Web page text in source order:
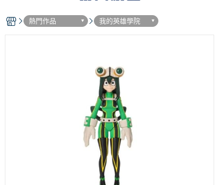
熱門作品 我的英雄學院